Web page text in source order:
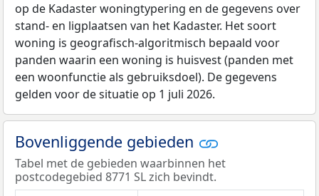
op de Kadaster woningtypering en de gegevens over
stand- en ligplaatsen van het Kadaster. Het soort
woning is geografisch-algoritmisch bepaald voor
panden waarin een woning is huisvest (panden met
een woonfunctie als gebruiksdoel). De gegevens
gelden voor de situatie op 1 juli 2026.
Bovenliggende gebieden
Tabel met de gebieden waarbinnen het
postcodegebied 8771 SL zich bevindt.